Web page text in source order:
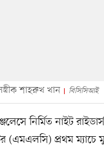
শাহরুখ খান বিসিসিআই
নির্মিত নাইট
(এমএলসি) প্রথম